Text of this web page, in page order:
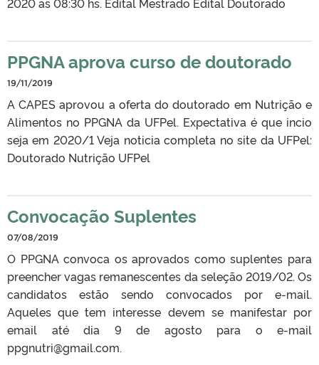
PPGNA aprova curso de doutorado
19/11/2019
A CAPES aprovou a oferta do doutorado em Nutrição e
Alimentos no PPGNA da UFPel. Expectativa é que incio
seja em 2020/1 Veja noticia completa no site da UFPel:
Doutorado Nutrição UFPel
Convocação Suplentes
07/08/2019
O PPGNA convoca os aprovados como suplentes para
preencher vagas remanescentes da seleção 2019/02. Os
candidatos estão sendo convocados por e-mail.
Aqueles que tem interesse devem se manifestar por
email até dia 9 de agosto para o e-mail
ppgnutri@gmail.com.